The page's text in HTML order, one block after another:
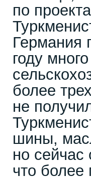
по
Германия
году
более
не
шины,
но
что более